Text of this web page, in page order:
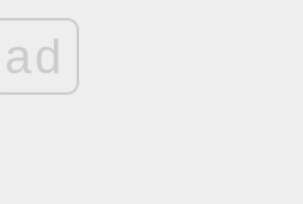
ad